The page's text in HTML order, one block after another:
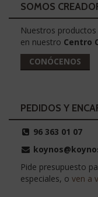
SOMOS
Nuestros
en nuestro Centro
CONÓCENOS
PEDIDOS Y
96 363 01 07
Pide presupuesto
especiales, o ven a